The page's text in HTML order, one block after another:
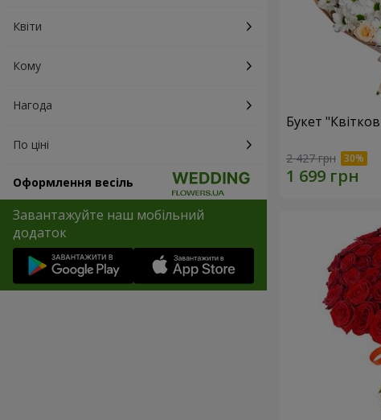
Квіти
Кому
Нагода
По ціні
Оформлення весіль
Завантажуйте наш мобільний
додаток
Букет
2 427 грн